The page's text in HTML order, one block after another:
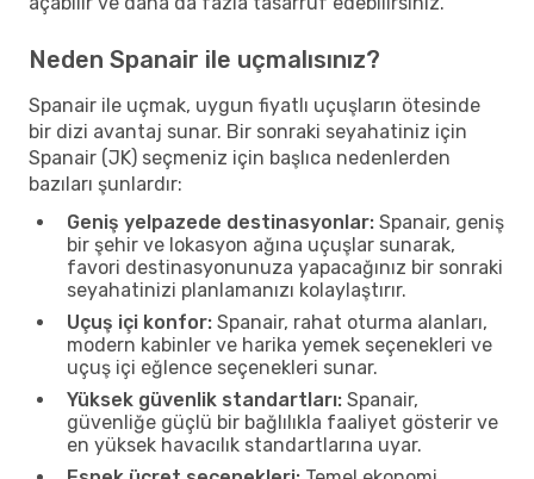
Neden Spanair ile uçmalısınız?
Spanair ile uçmak, uygun fiyatlı uçuşların ötesinde
bir dizi avantaj sunar. Bir sonraki seyahatiniz için
Spanair (JK) seçmeniz için başlıca nedenlerden
bazıları şunlardır:
Geniş yelpazede destinasyonlar: Spanair, geniş
bir şehir ve lokasyon ağına uçuşlar sunarak,
favori destinasyonunuza yapacağınız bir sonraki
seyahatinizi planlamanızı kolaylaştırır.
Uçuş içi konfor: Spanair, rahat oturma alanları,
modern kabinler ve harika yemek seçenekleri ve
uçuş içi eğlence seçenekleri sunar.
Yüksek güvenlik standartları: Spanair,
güvenliğe güçlü bir bağlılıkla faaliyet gösterir ve
en yüksek havacılık standartlarına uyar.